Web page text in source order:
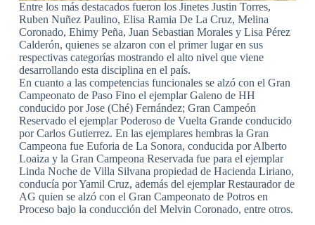
Entre los más destacados fueron los Jinetes Justin Torres,
Ruben Nuñez Paulino, Elisa Ramia De La Cruz, Melina
Coronado, Ehimy Peña, Juan Sebastian Morales y Lisa Pérez
Calderón, quienes se alzaron con el primer lugar en sus
respectivas categorías mostrando el alto nivel que viene
desarrollando esta disciplina en el país.
En cuanto a las competencias funcionales se alzó con el Gran
Campeonato de Paso Fino el ejemplar Galeno de HH
conducido por Jose (Ché) Fernández; Gran Campeón
Reservado el ejemplar Poderoso de Vuelta Grande conducido
por Carlos Gutierrez. En las ejemplares hembras la Gran
Campeona fue Euforia de La Sonora, conducida por Alberto
Loaiza y la Gran Campeona Reservada fue para el ejemplar
Linda Noche de Villa Silvana propiedad de Hacienda Liriano,
conducía por Yamil Cruz, además del ejemplar Restaurador de
AG quien se alzó con el Gran Campeonato de Potros en
Proceso bajo la conducción del Melvin Coronado, entre otros.